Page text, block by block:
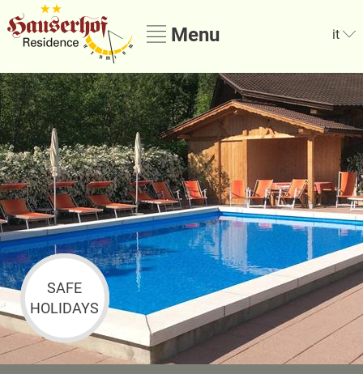
Menu it
SAFE
HOLIDAYS